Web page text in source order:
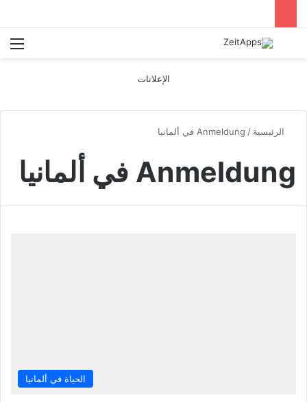
بحث عن
الإعلانات
الرئيسية / Anmeldung في ألمانيا
Anmeldung في ألمانيا
الحياة في ألمانيا